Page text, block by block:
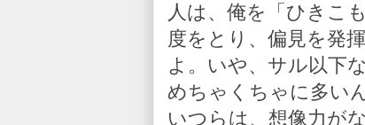
人は、俺を「ひきこ
度をとり、偏見を発
よ。いや、サル以下
めちゃくちゃに多い
いつらは、想像力が